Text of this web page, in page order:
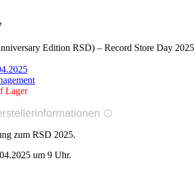
Edition RSD) – Record Store Day 2025
Lager
zum RSD 2025.
um 9 Uhr.